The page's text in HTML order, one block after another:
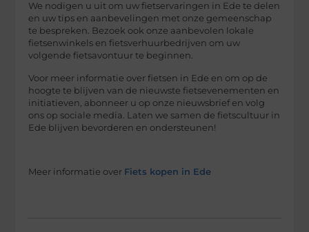
We nodigen u uit om uw fietservaringen in Ede te delen
en uw tips en aanbevelingen met onze gemeenschap
te bespreken. Bezoek ook onze aanbevolen lokale
fietsenwinkels en fietsverhuurbedrijven om uw
volgende fietsavontuur te beginnen.
Voor meer informatie over fietsen in Ede en om op de
hoogte te blijven van de nieuwste fietsevenementen en
initiatieven, abonneer u op onze nieuwsbrief en volg
ons op sociale media. Laten we samen de fietscultuur in
Ede blijven bevorderen en ondersteunen!
Meer informatie over Fiets kopen in Ede